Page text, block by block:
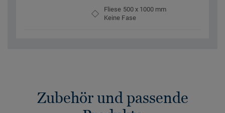
Fliese 500 x 1000 mm
Keine Fase
Zubehör und passende